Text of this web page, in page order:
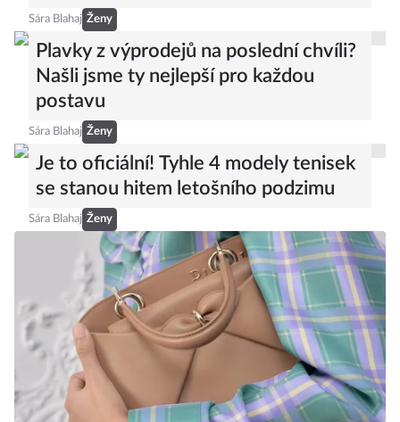
Sára Blahaj Ženy
Plavky z výprodejů na poslední chvíli?
Našli jsme ty nejlepší pro každou
postavu
Sára Blahaj Ženy
Je to oficiální! Tyhle 4 modely tenisek
se stanou hitem letošního podzimu
Sára Blahaj Ženy